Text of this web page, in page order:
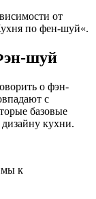
от
по фен-шуй«.
шуй
о фэн-
с
базовые
кухни.
к